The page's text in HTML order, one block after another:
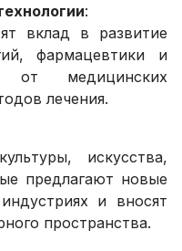
:
вклад в развитие
фармацевтики и
от медицинских
лечения.
искусства,
предлагают новые
и вносят
пространства.